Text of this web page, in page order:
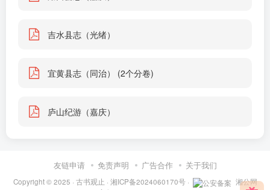
吉水县志（光绪）
宜黄县志（同治） (2个分卷)
庐山纪游（嘉庆）
友链申请 免责声明 广告合作 关于我们
Copyright © 2025 · 古书观止 · 湘ICP备2024060170号·
湘公网